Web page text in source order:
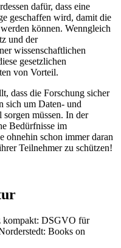
dafür, dass eine
geschaffen wird, damit die
können. Wenngleich
und der
wissenschaftlichen
gesetzlichen
von Vorteil.
dass die Forschung sicher
sich um Daten- und
müssen. In der
Bedürfnisse im
ohnehin schon immer daran
Teilnehmer zu schützen!
kompakt: DSGVO für
Books on